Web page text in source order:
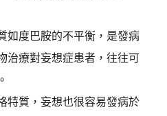
如度巴胺的不平衡，是發病
治療對妄想症患者，往往可
特質，妄想也很容易發病於